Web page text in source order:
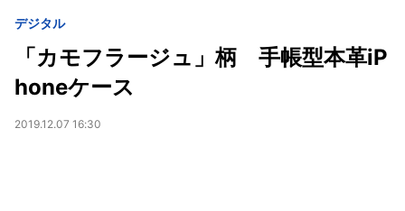
デジタル
「カモフラージュ」柄 手帳型本革iP
honeケース
2019.12.07 16:30